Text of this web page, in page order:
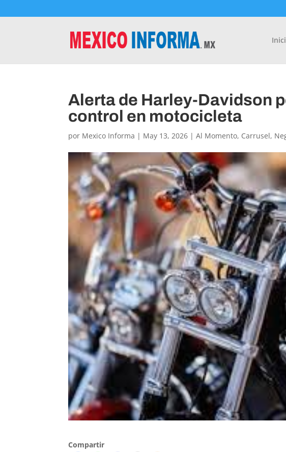
Alerta de Harley-Davidson
control en motocicleta
por Mexico Informa | May 13, 2026 |Al Momento, Carrusel,
Compartir